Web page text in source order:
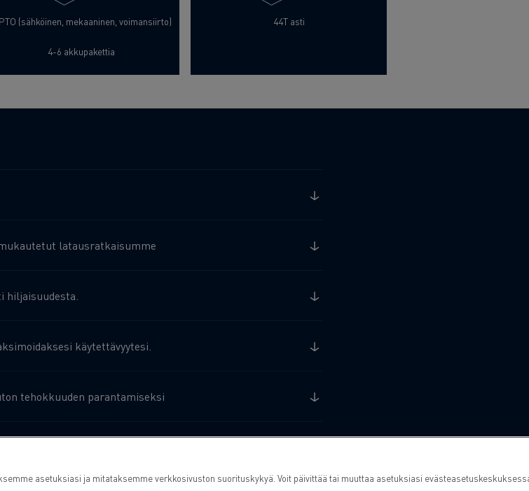
(sähköinen, mekaaninen, voimansiirto)
4-6 akkupakettia
44T asti
latausratkaisumme
hiljaisuudesta.
käytettävyytesi.
tehokkuuden parantamiseksi
asetuksiasi ja mitataksemme verkkosivuston suorituskykyä. Voit päivittää tai muuttaa asetuksiasi